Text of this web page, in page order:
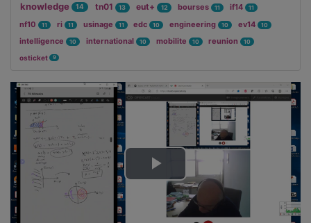
Lire
la
knowledge 14 tn01 13 eut+ 12 bourses 11 if14 11
nf10 11 ri 11 usinage 11 edc 10 engineering 10 ev14 10
intelligence 10 international 10 mobilite 10 reunion 10
osticket 9